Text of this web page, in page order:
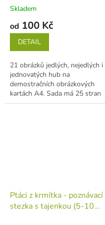
(tiskovina v jednotlivých
Skladem
od 100 Kč
DETAIL
21 obrázků jedlých, nejedlých i
jednovatých hub na
demostračních obrázkových
kartách A4. Sada má 25 stran
A4. Karty jsou oboustranné - z
Ptáci z krmítka - poznávací
stezka s tajenkou (5-10